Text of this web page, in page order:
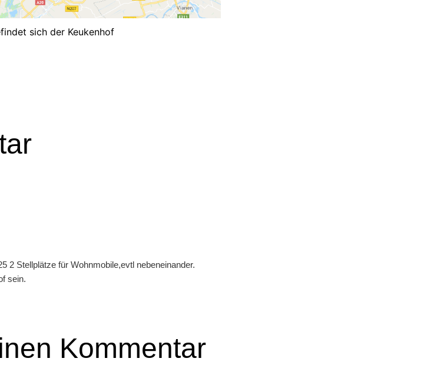
sich der Keukenhof
2 Stellplätze für Wohnmobile,evtl nebeneinander.
sein.
Kommentar